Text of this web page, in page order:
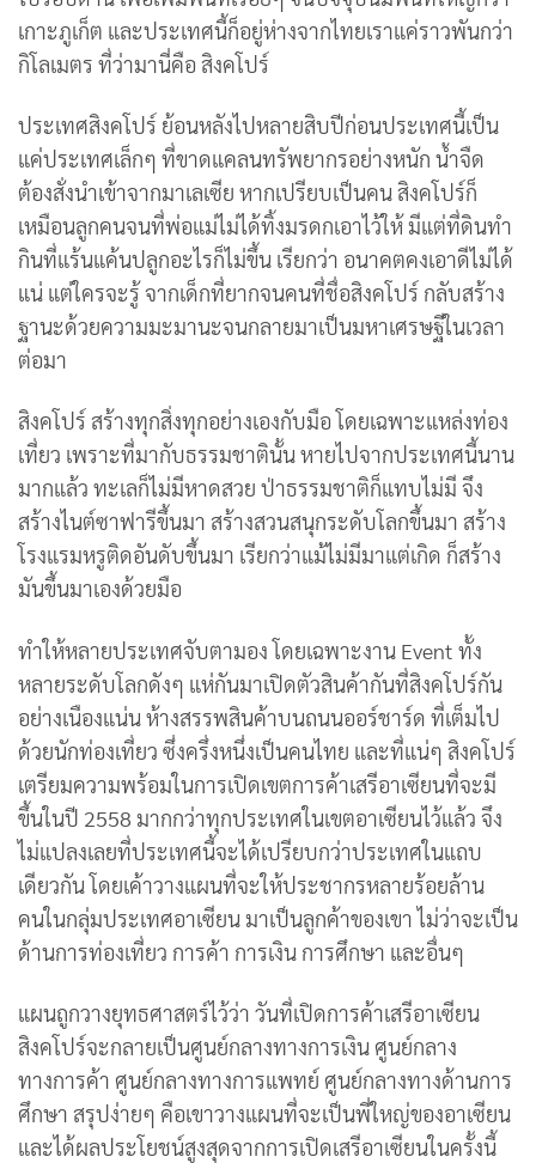
เกาะภูเก็ต และประเทศนี้ก็อยู่ห่างจากไทยเราแค่ราวพันกว่า
กิโลเมตร ที่ว่ามานี่คือ สิงคโปร์
ประเทศสิงคโปร์ ย้อนหลังไปหลายสิบปีก่อนประเทศนี้เป็น
แค่ประเทศเล็กๆ ที่ขาดแคลนทรัพยากรอย่างหนัก น้ำจืด
ต้องสั่งนำเข้าจากมาเลเซีย หากเปรียบเป็นคน สิงคโปร์ก็
เหมือนลูกคนจนที่พ่อแม่ไม่ได้ทิ้งมรดกเอาไว้ให้ มีแต่ที่ดินทำ
กินที่แร้นแค้นปลูกอะไรก็ไม่ขึ้น เรียกว่า อนาคตคงเอาดีไม่ได้
แน่ แต่ใครจะรู้ จากเด็กที่ยากจนคนที่ชื่อสิงคโปร์ กลับสร้าง
ฐานะด้วยความมะมานะจนกลายมาเป็นมหาเศรษฐีในเวลา
ต่อมา
สิงคโปร์ สร้างทุกสิ่งทุกอย่างเองกับมือ โดยเฉพาะแหล่งท่อง
เที่ยว เพราะที่มากับธรรมชาตินั้น หายไปจากประเทศนี้นาน
มากแล้ว ทะเลก็ไม่มีหาดสวย ป่าธรรมชาติก็แทบไม่มี จึง
สร้างไนต์ซาฟารีขึ้นมา สร้างสวนสนุกระดับโลกขึ้นมา สร้าง
โรงแรมหรูติดอันดับขึ้นมา เรียกว่าแม้ไม่มีมาแต่เกิด ก็สร้าง
มันขึ้นมาเองด้วยมือ
ทำให้หลายประเทศจับตามอง โดยเฉพาะงาน Event ทั้ง
หลายระดับโลกดังๆ แห่กันมาเปิดตัวสินค้ากันที่สิงคโปร์กัน
อย่างเนืองแน่น ห้างสรรพสินค้าบนถนนออร์ชาร์ด ที่เต็มไป
ด้วยนักท่องเที่ยว ซึ่งครึ่งหนึ่งเป็นคนไทย และที่แน่ๆ สิงคโปร์
เตรียมความพร้อมในการเปิดเขตการค้าเสรีอาเซียนที่จะมี
ขึ้นในปี 2558 มากกว่าทุกประเทศในเขตอาเซียนไว้แล้ว จึง
ไม่แปลงเลยที่ประเทศนี้จะได้เปรียบกว่าประเทศในแถบ
เดียวกัน โดยเค้าวางแผนที่จะให้ประชากรหลายร้อยล้าน
คนในกลุ่มประเทศอาเซียน มาเป็นลูกค้าของเขา ไม่ว่าจะเป็น
ด้านการท่องเที่ยว การค้า การเงิน การศึกษา และอื่นๆ
แผนถูกวางยุทธศาสตร์ไว้ว่า วันที่เปิดการค้าเสรีอาเซียน
สิงคโปร์จะกลายเป็นศูนย์กลางทางการเงิน ศูนย์กลาง
ทางการค้า ศูนย์กลางทางการแพทย์ ศูนย์กลางทางด้านการ
ศึกษา สรุปง่ายๆ คือเขาวางแผนที่จะเป็นพี่ใหญ่ของอาเซียน
และได้ผลประโยชน์สูงสุดจากการเปิดเสรีอาเซียนในครั้งนี้